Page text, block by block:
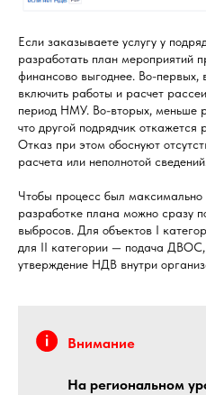
Если заказываете услугу у
разработать план мероприятий
финансово выгоднее. Во-первых,
включить работы и расчет
период НМУ. Во-вторых, меньше
что другой подрядчик
Отказ при этом обоснуют
расчета или неполнотой
Чтобы процесс был
разработке плана можно сразу
выбросов. Для объектов I
для II категории — подача
утверждение НДВ внутри
Внимание
На региональном